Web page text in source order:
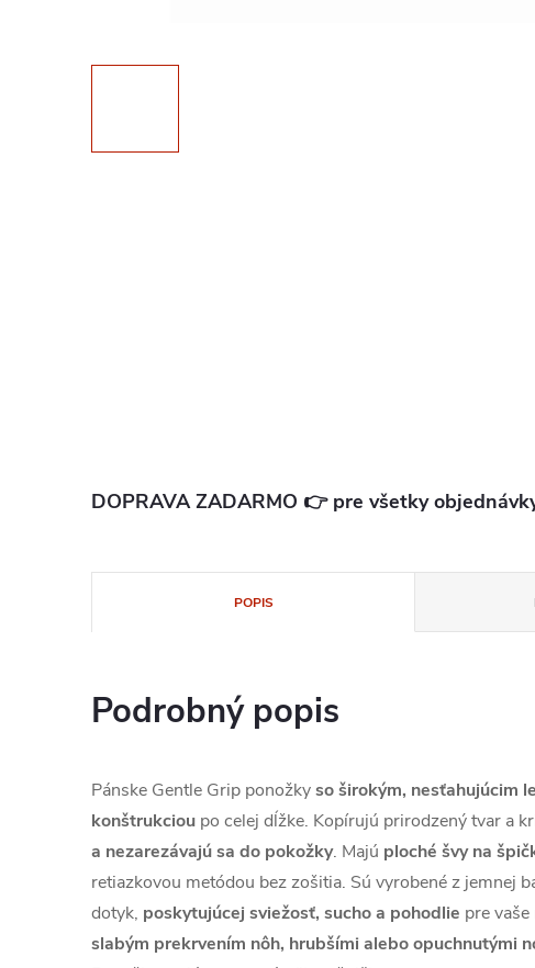
DOPRAVA ZADARMO 👉 pre všetky
POPIS
Podrobný popis
Pánske Gentle Grip ponožkyso širokým, nesťahujúcim
konštrukciou po celej dĺžke. Kopírujú prirodzený tvar a
a nezarezávajú sa do pokožky. Majú ploché švy na
retiazkovou metódou bez zošitia. Sú vyrobené z jemnej
dotyk, poskytujúcej sviežosť, sucho a pohodlie pre
slabým prekrvením nôh, hrubšími alebo opuchnutými